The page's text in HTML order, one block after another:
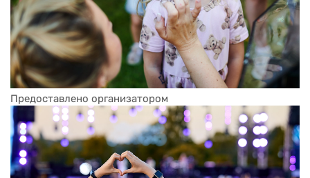
Предоставлено организатором